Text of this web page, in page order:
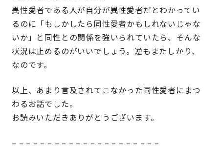
異性愛者である人が自分が異性愛者だとわかってい
るのに「もしかしたら同性愛者かもしれないじゃな
いか」と同性との関係を強いられていたら、そんな
状況は止めるのがいいでしょう。逆もまたしかり、
なのです。
以上、あまり言及されてこなかった同性愛者にまつ
わるお話でした。
お読みいただきありがとうございます。
– – – – – – – – – – – – – – – – – – – – –